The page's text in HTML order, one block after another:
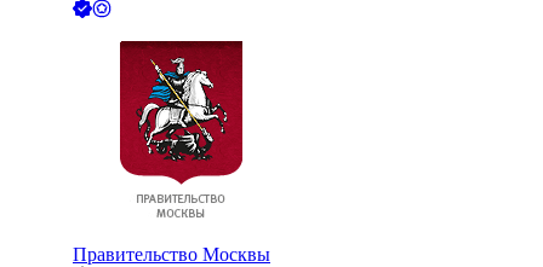
Правительство Москвы